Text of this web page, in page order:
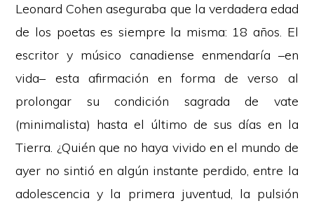
Leonard Cohen aseguraba que la verdadera edad
de los poetas es siempre la misma: 18 años. El
escritor y músico canadiense enmendaría –en
vida– esta afirmación en forma de verso al
prolongar su condición sagrada de vate
(minimalista) hasta el último de sus días en la
Tierra. ¿Quién que no haya vivido en el mundo de
ayer no sintió en algún instante perdido, entre la
adolescencia y la primera juventud, la pulsión